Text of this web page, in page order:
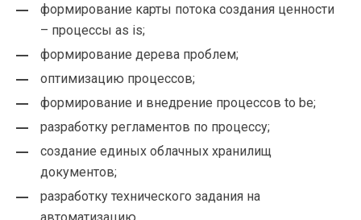
формирование карты потока создания ценности
– процессы as is;
формирование дерева проблем;
оптимизацию процессов;
формирование и внедрение процессов to be;
разработку регламентов по процессу;
создание единых облачных хранилищ
документов;
разработку технического задания на